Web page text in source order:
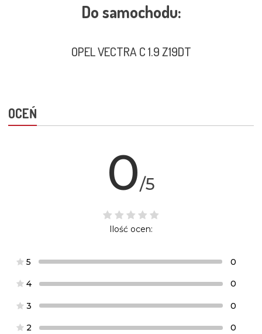
Do samochodu:
OPEL VECTRA C 1.9 Z19DT
OCEŃ
0/5
Ilość ocen:
5 0
4 0
3 0
2 0